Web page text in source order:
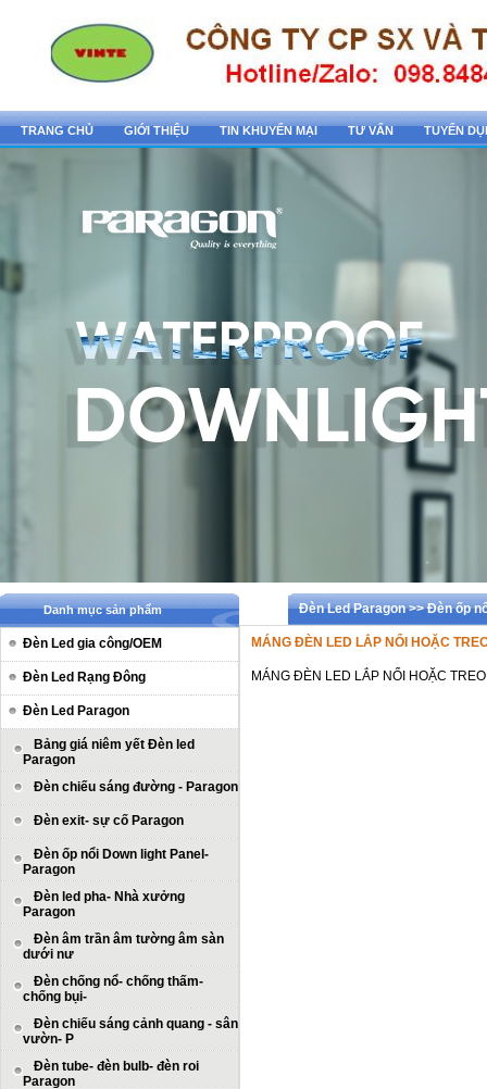
TRANG CHỦ GIỚI THIỆU TIN KHUYẾN MẠI TƯ VẤN TUYỂN
Danh mục sản phẩm
Đèn Led gia công/OEM
Đèn Led Rạng Đông
Đèn Led Paragon
Bảng giá niêm yết Đèn led
Paragon
Đèn chiếu sáng đường - Paragon
Đèn exit- sự cố Paragon
Đèn ốp nổi Down light Panel-
Paragon
Đèn led pha- Nhà xưởng
Paragon
Đèn âm trần âm tường âm sàn
dưới nư
Đèn chống nổ- chống thấm-
chống bụi-
Đèn chiếu sáng cảnh quang - sân
vườn- P
Đèn tube- đèn bulb- đèn roi
Paragon
Đèn Led Paragon >> Đèn ốp
MÁNG ĐÈN LED LẮP NỔI HOẶC
MÁNG ĐÈN LED LẮP NỔI HOẶC